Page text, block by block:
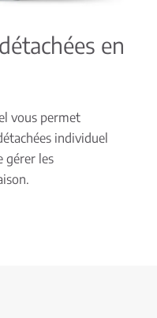
en
vous permet
individuel
gérer les